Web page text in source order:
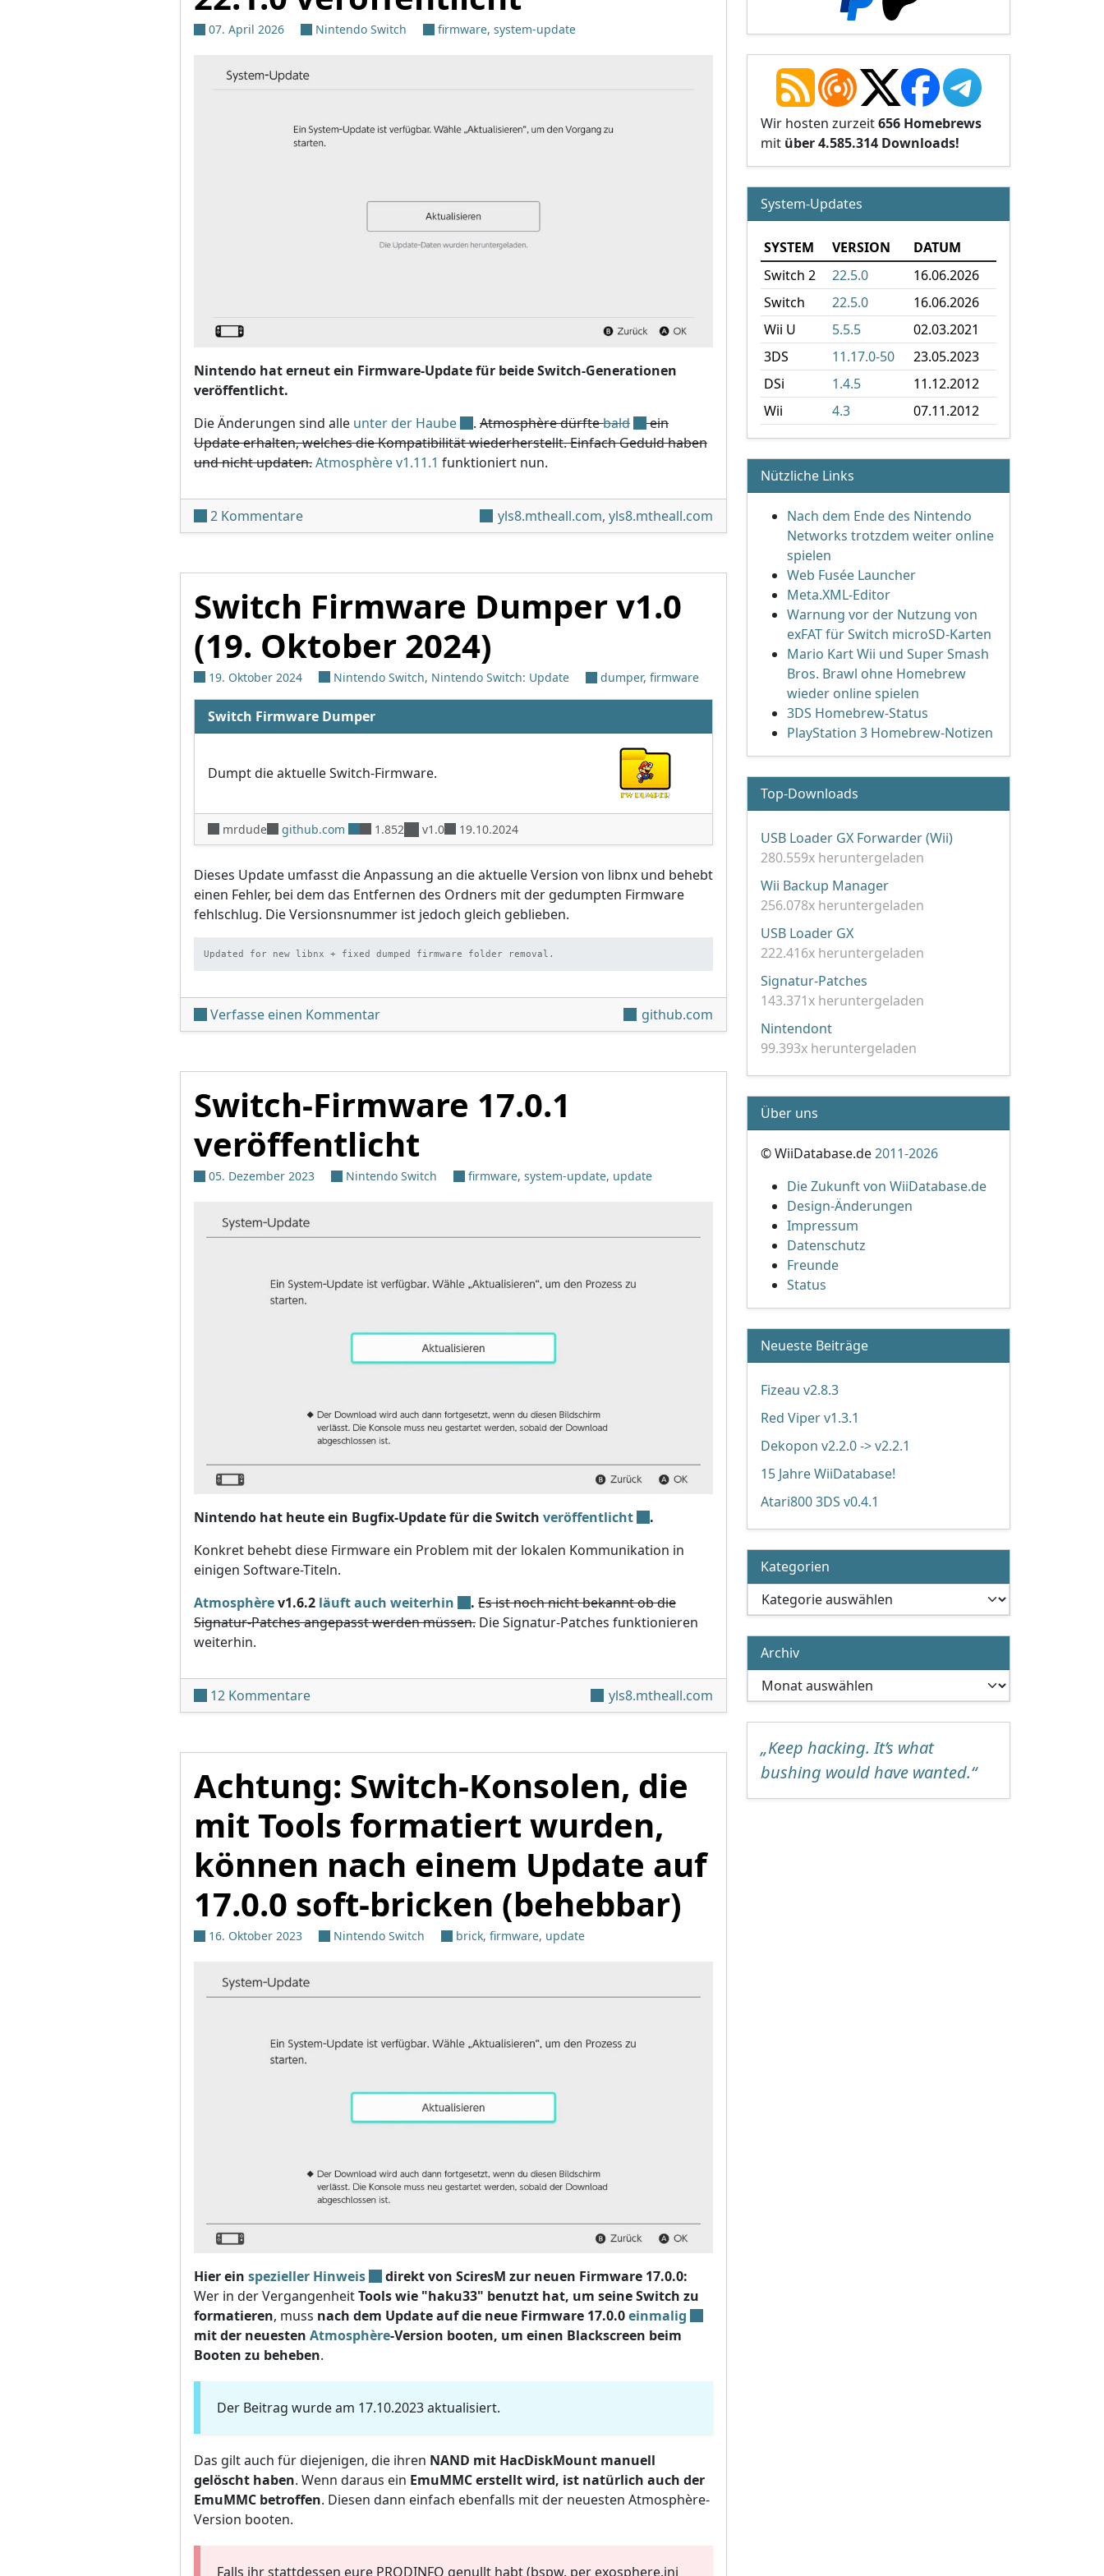
07. April 2026 Nintendo Switch firmware, system-update
Nintendo hat erneut ein Firmware-Update für beide Switch-Generationen
veröffentlicht.
Die Änderungen sind alle unter der Haube . Atmosphère dürftebald
ein
Update erhalten, welches die Kompatibilität wiederherstellt. Einfach Geduld haben
und nicht updaten.Atmosphère v1.11.1 funktioniert nun.
2 Kommentarezu Switch- und Switch-2-Firmware 22.1.0 veröffentlicht
yls8.mtheall.com, yls8.mtheall.com
Switch Firmware Dumper v1.0
(19. Oktober 2024)
19. Oktober 2024 Nintendo Switch, Nintendo Switch: Update dumper, firmware
Switch Firmware Dumper
Dumpt die aktuelle Switch-Firmware.
mrdude github.com 1.852 v1.0 19.10.2024
Dieses Update umfasst die Anpassung an die aktuelle Version von libnx und behebt
einen Fehler, bei dem das Entfernen des Ordners mit der gedumpten Firmware
fehlschlug. Die Versionsnummer ist jedoch gleich geblieben.
Updated for new libnx + fixed dumped firmware folder removal.
Verfasse einen Kommentarunter 'Switch Firmware Dumper v1.0 (19. Oktober 2024)'
github.com
Switch-Firmware 17.0.1
veröffentlicht
05. Dezember 2023 Nintendo Switch firmware, system-update, update
Nintendo hat heute ein Bugfix-Update für die Switch veröffentlicht
.
Konkret behebt diese Firmware ein Problem mit der lokalen Kommunikation in
einigen Software-Titeln.
Atmosphèrev1.6.2 läuft auch weiterhin . Es ist noch nicht bekannt ob die
Signatur-Patches angepasst werden müssen. Die Signatur-Patches funktionieren
weiterhin.
12 Kommentarezu Switch-Firmware 17.0.1 veröffentlicht yls8.mtheall.com
Achtung: Switch-Konsolen, die
mit Tools formatiert wurden,
können nach einem Update auf
17.0.0 soft-bricken (behebbar)
16. Oktober 2023 Nintendo Switch brick, firmware, update
Hier ein spezieller Hinweis
direkt von SciresM zur neuen Firmware 17.0.0:
Wer in der VergangenheitTools wie "haku33" benutzt hat, um seine Switch zu
formatieren, muss nach dem Update auf die neue Firmware 17.0.0einmalig
mit der neuesten Atmosphère-Version booten, um einen Blackscreen beim
Booten zu beheben.
Der Beitrag wurde am 17.10.2023 aktualisiert.
Das gilt auch für diejenigen, die ihren NAND mit HacDiskMount manuell
gelöscht haben. Wenn daraus ein EmuMMC erstellt wird, ist natürlich auch der
EmuMMC betroffen. Diesen dann einfach ebenfalls mit der neuesten Atmosphère-
Version booten.
Falls ihr stattdessen eure PRODINFO genullt habt (bspw. per exosphere.ini
Wir hosten zurzeit656 Homebrews
mit über 4.585.314 Downloads!
System-Updates
SYSTEM VERSION
DATUM
Switch 2
22.5.0
16.06.2026
Switch
22.5.0
16.06.2026
Wii U
5.5.5
02.03.2021
3DS
11.17.0-50
23.05.2023
DSi
1.4.5
11.12.2012
Wii
4.3 07.11.2012
Nützliche Links
Nach dem Ende des Nintendo
Networks trotzdem weiter online
spielen
Web Fusée Launcher
Meta.XML-Editor
Warnung vor der Nutzung von
exFAT für Switch microSD-Karten
Mario Kart Wii und Super Smash
Bros. Brawl ohne Homebrew
wieder online spielen
3DS Homebrew-Status
PlayStation 3 Homebrew-Notizen
Top-Downloads
USB Loader GX Forwarder (Wii)
280.559x heruntergeladen
Wii Backup Manager
256.078x heruntergeladen
USB Loader GX
222.416x heruntergeladen
Signatur-Patches
143.371x heruntergeladen
Nintendont
99.393x heruntergeladen
Über uns
© WiiDatabase.de2011-2026
Die Zukunft von WiiDatabase.de
Design-Änderungen
Impressum
Datenschutz
Freunde
Status
Neueste Beiträge
Fizeau v2.8.3
Red Viper v1.3.1
Dekopon v2.2.0 -> v2.2.1
15 Jahre WiiDatabase!
Atari800 3DS v0.4.1
Kategorien
Kategorien
Archiv
Archiv
„Keep hacking. It’s what
bushing would have wanted.“